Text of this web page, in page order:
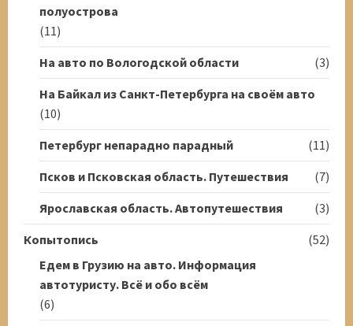
полуострова
(11)
На авто по Вологодской области
(3)
На Байкал из Санкт-Петербурга на своём авто
(10)
Петербург непарадно парадный
(11)
Псков и Псковская область. Путешествия
(7)
Ярославская область. Автопутешествия
(3)
Копытопись
(52)
Едем в Грузию на авто. Информация
автотуристу. Всё и обо всём
(6)